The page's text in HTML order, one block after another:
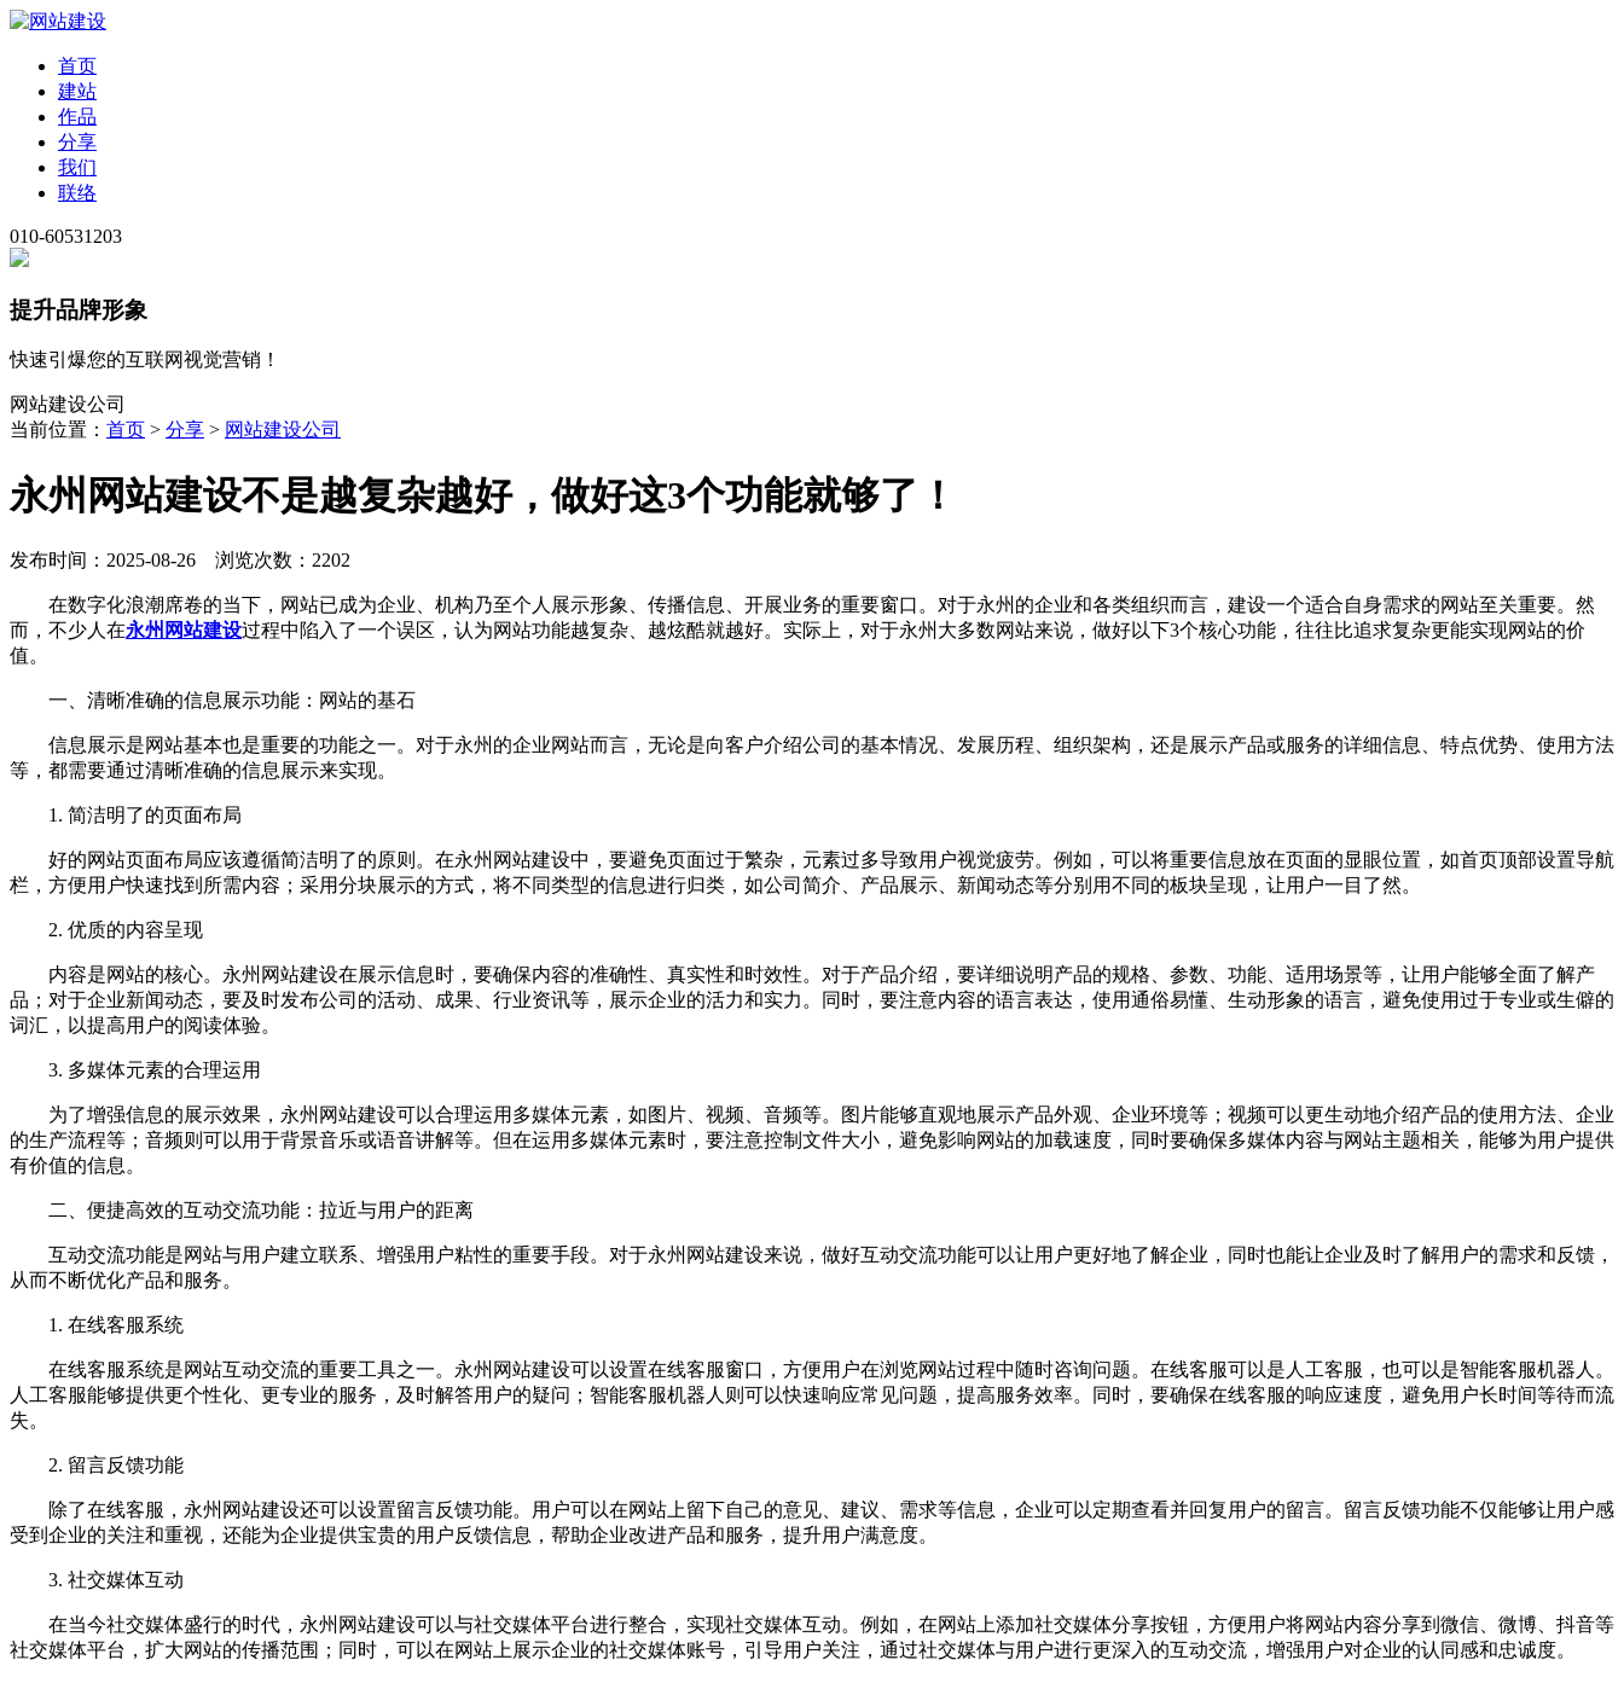
首页
建站
作品
分享
我们
联络
010-60531203
提升品牌形象
快速引爆您的互联网视觉营销！
网站建设公司
当前位置： 首页 > 分享 > 网站建设公司
永州网站建设不是越复杂越好，做好这3个功能就够了！
发布时间：2025-08-26 浏览次数：2202
在数字化浪潮席卷的当下，网站已成为企业、机构乃至个人展示形象、传播信息、开展业务的重要窗口。对于永州的企业和各类组织而言，建设一个适合自身需求的网站至关重要。然
而，不少人在永州网站建设过程中陷入了一个误区，认为网站功能越复杂、越炫酷就越好。实际上，对于永州大多数网站来说，做好以下3个核心功能，往往比追求复杂更能实现网站的价
值。
一、清晰准确的信息展示功能：网站的基石
信息展示是网站基本也是重要的功能之一。对于永州的企业网站而言，无论是向客户介绍公司的基本情况、发展历程、组织架构，还是展示产品或服务的详细信息、特点优势、使用方法
等，都需要通过清晰准确的信息展示来实现。
1. 简洁明了的页面布局
好的网站页面布局应该遵循简洁明了的原则。在永州网站建设中，要避免页面过于繁杂，元素过多导致用户视觉疲劳。例如，可以将重要信息放在页面的显眼位置，如首页顶部设置导航
栏，方便用户快速找到所需内容；采用分块展示的方式，将不同类型的信息进行归类，如公司简介、产品展示、新闻动态等分别用不同的板块呈现，让用户一目了然。
2. 优质的内容呈现
内容是网站的核心。永州网站建设在展示信息时，要确保内容的准确性、真实性和时效性。对于产品介绍，要详细说明产品的规格、参数、功能、适用场景等，让用户能够全面了解产
品；对于企业新闻动态，要及时发布公司的活动、成果、行业资讯等，展示企业的活力和实力。同时，要注意内容的语言表达，使用通俗易懂、生动形象的语言，避免使用过于专业或生僻的
词汇，以提高用户的阅读体验。
3. 多媒体元素的合理运用
为了增强信息的展示效果，永州网站建设可以合理运用多媒体元素，如图片、视频、音频等。图片能够直观地展示产品外观、企业环境等；视频可以更生动地介绍产品的使用方法、企业
的生产流程等；音频则可以用于背景音乐或语音讲解等。但在运用多媒体元素时，要注意控制文件大小，避免影响网站的加载速度，同时要确保多媒体内容与网站主题相关，能够为用户提供
有价值的信息。
二、便捷高效的互动交流功能：拉近与用户的距离
互动交流功能是网站与用户建立联系、增强用户粘性的重要手段。对于永州网站建设来说，做好互动交流功能可以让用户更好地了解企业，同时也能让企业及时了解用户的需求和反馈，
从而不断优化产品和服务。
1. 在线客服系统
在线客服系统是网站互动交流的重要工具之一。永州网站建设可以设置在线客服窗口，方便用户在浏览网站过程中随时咨询问题。在线客服可以是人工客服，也可以是智能客服机器人。
人工客服能够提供更个性化、更专业的服务，及时解答用户的疑问；智能客服机器人则可以快速响应常见问题，提高服务效率。同时，要确保在线客服的响应速度，避免用户长时间等待而流
失。
2. 留言反馈功能
除了在线客服，永州网站建设还可以设置留言反馈功能。用户可以在网站上留下自己的意见、建议、需求等信息，企业可以定期查看并回复用户的留言。留言反馈功能不仅能够让用户感
受到企业的关注和重视，还能为企业提供宝贵的用户反馈信息，帮助企业改进产品和服务，提升用户满意度。
3. 社交媒体互动
在当今社交媒体盛行的时代，永州网站建设可以与社交媒体平台进行整合，实现社交媒体互动。例如，在网站上添加社交媒体分享按钮，方便用户将网站内容分享到微信、微博、抖音等
社交媒体平台，扩大网站的传播范围；同时，可以在网站上展示企业的社交媒体账号，引导用户关注，通过社交媒体与用户进行更深入的互动交流，增强用户对企业的认同感和忠诚度。